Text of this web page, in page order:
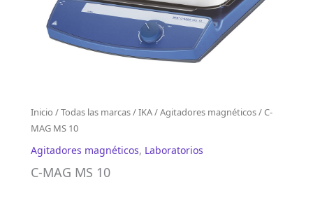
Inicio /Todas las marcas/IKA/Agitadores magnéticos/ C-
MAG MS 10
Agitadores magnéticos, Laboratorios
C-MAG MS 10